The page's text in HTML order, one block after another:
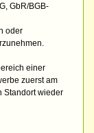
GbR/BGB-
oder
einer
zuerst am
Standort wieder